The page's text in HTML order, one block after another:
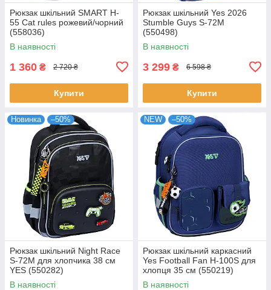
Рюкзак шкільний SMART H-
55 Cat rules рожевий/чорний
(558036)
В наявності
1 360 ₴ 2 720 ₴
Купити
Рюкзак шкільний Yes 2026
Stumble Guys S-72M
(550498)
В наявності
3 299 ₴ 6 598 ₴
Купити
Новинка –50%
Рюкзак шкільний Night Race
S-72M для хлопчика 38 см
YES (550282)
В наявності
NEW –50%
Рюкзак шкільний каркасний
Yes Football Fan H-100S для
хлопця 35 см (550219)
В наявності